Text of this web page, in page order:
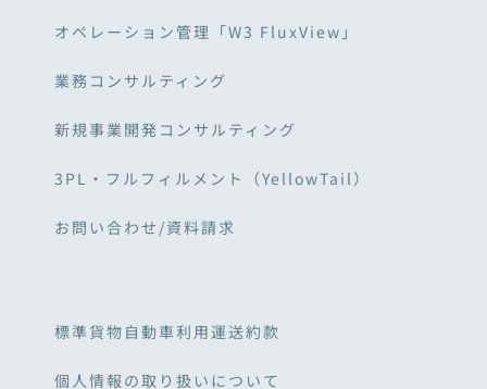
オペレーション管理「W3 FluxView」
業務コンサルティング
新規事業開発コンサルティング
3PL・フルフィルメント（YellowTail）
お問い合わせ/資料請求
標準貨物自動車利用運送約款
個人情報の取り扱いについて